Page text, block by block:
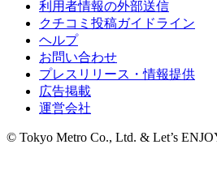
利用者情報の外部送信
クチコミ投稿ガイドライン
ヘルプ
お問い合わせ
プレスリリース・情報提供
広告掲載
運営会社
© Tokyo Metro Co., Ltd. & Let’s